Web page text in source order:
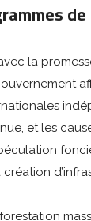
la
et les
création